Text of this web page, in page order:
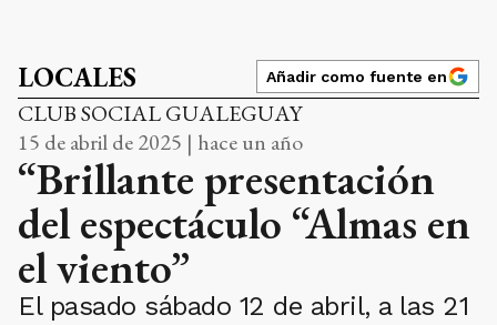
LOCALES Añadir como fuente en
CLUB SOCIAL GUALEGUAY
15 de abril de 2025 | hace un año
“Brillante presentación
del espectáculo “Almas en
el viento”
El pasado sábado 12 de abril, a las 21